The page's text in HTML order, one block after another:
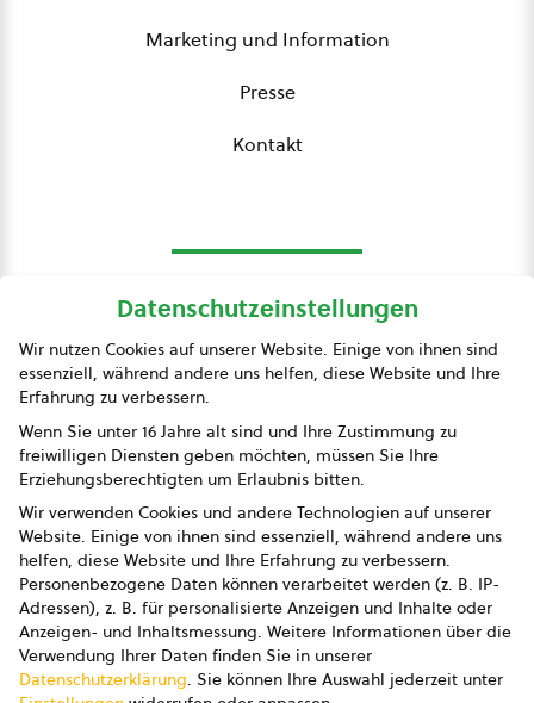
Marketing und Information
Presse
Kontakt
Presse
Impressum
Datenschutz
AGB
AGB Marketing GmbH
AGB Bildung
Newsletter
Datenschutzeinstellungen
Wir nutzen Cookies auf unserer Website. Einige von ihnen sind
essenziell, während andere uns helfen, diese Website und Ihre
Erfahrung zu verbessern.
Wenn Sie unter 16 Jahre alt sind und Ihre Zustimmung zu
freiwilligen Diensten geben möchten, müssen Sie Ihre
Erziehungsberechtigten um Erlaubnis bitten.
Wir verwenden Cookies und andere Technologien auf unserer
Website. Einige von ihnen sind essenziell, während andere uns
helfen, diese Website und Ihre Erfahrung zu verbessern.
Personenbezogene Daten können verarbeitet werden (z. B. IP-
Adressen), z. B. für personalisierte Anzeigen und Inhalte oder
Anzeigen- und Inhaltsmessung. Weitere Informationen über die
Verwendung Ihrer Daten finden Sie in unserer
Datenschutzerklärung. Sie können Ihre Auswahl jederzeit unter